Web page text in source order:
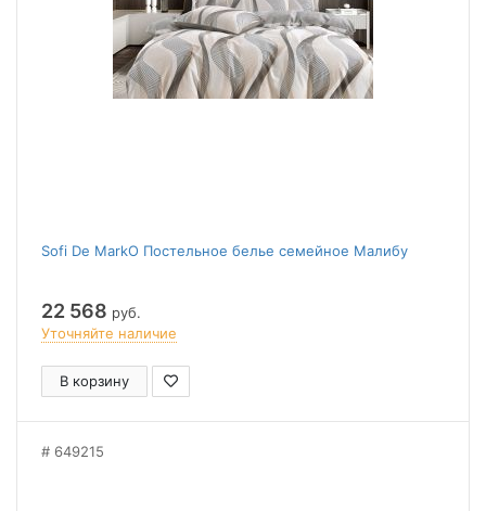
Sofi De MarkO Постельное белье семейное Малибу
22 568 руб.
Уточняйте наличие
В корзину
649215